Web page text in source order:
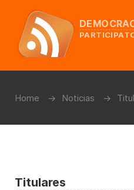
Home Noticias
Titulares